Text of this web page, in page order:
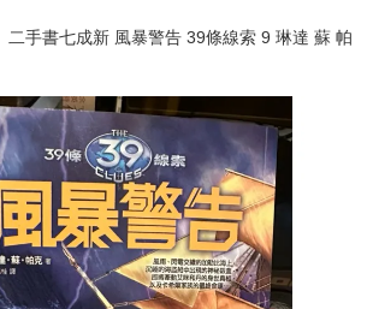
二手書七成新 風暴警告 39條線索 9 琳達 蘇 帕